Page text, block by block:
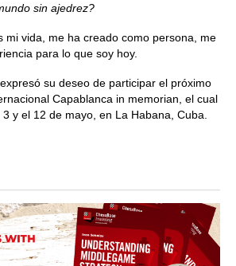
sin ajedrez?
mi vida, me ha creado como persona, me
para lo que soy hoy.
su deseo de participar el próximo
Capablanca in memorian, el cual
y el 12 de mayo, en La Habana, Cuba.